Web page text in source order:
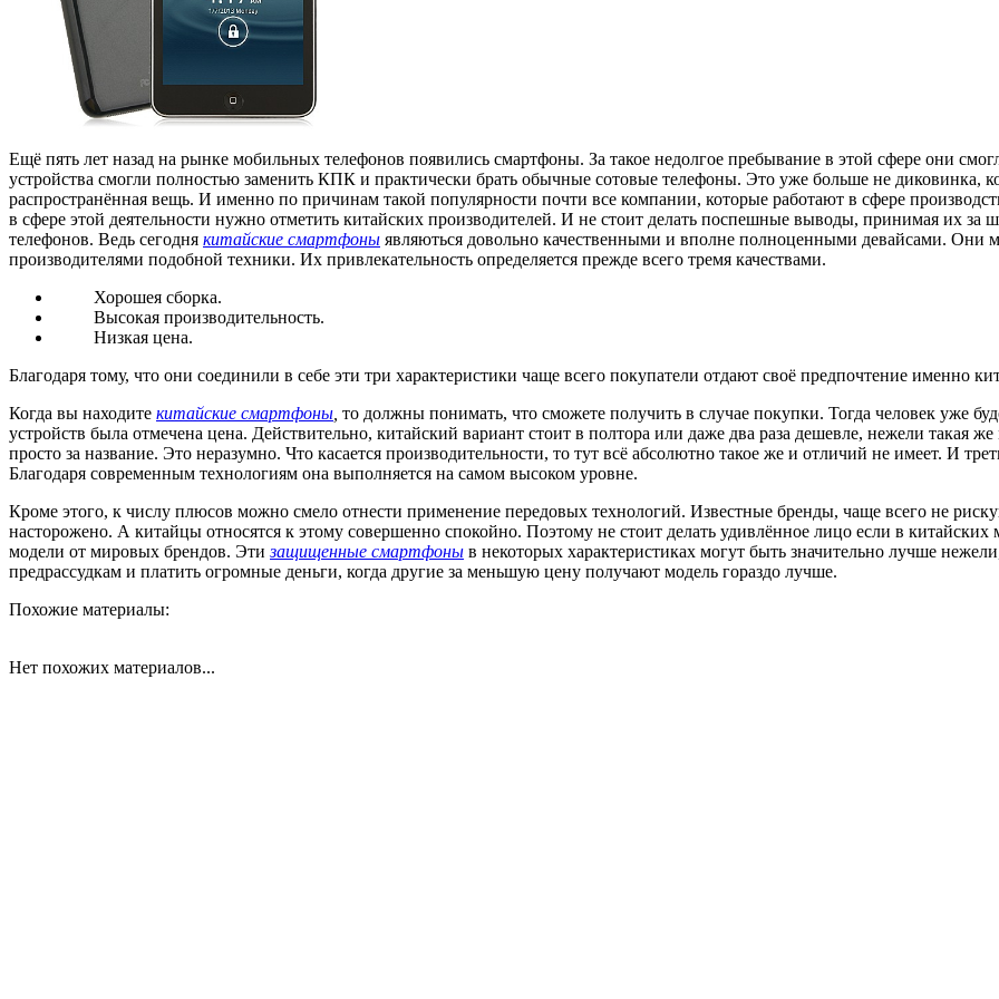
Ещё пять лет назад на рынке мобильных телефонов появились смартфоны. За такое недолгое пребывание в этой сфере они
устройства смогли полностью заменить КПК и практически брать обычные сотовые телефоны. Это уже больше не диковинка,
распространённая вещь. И именно по причинам такой популярности почти все компании, которые работают в сфере
в сфере этой деятельности нужно отметить китайских производителей. И не стоит делать поспешные выводы, принимая их
телефонов. Ведь сегодня китайские смартфоны являються довольно качественными и вполне полноценными девайсами. Они
производителями подобной техники. Их привлекательность определяется прежде всего тремя качествами.
Хорошея сборка.
Высокая производительность.
Низкая цена.
Благодаря тому, что они соединили в себе эти три характеристики чаще всего покупатели отдают своё предпочтение именно
Когда вы находите китайские смартфоны то должны понимать, что сможете получить в случае покупки. Тогда человек уже
устройств была отмечена цена. Действительно, китайский вариант стоит в полтора или даже два раза дешевле, нежели такая же
просто за название. Это неразумно. Что касается производительности, то тут всё абсолютно такое же и отличий не имеет. И
Благодаря современным технологиям она выполняется на самом высоком уровне.
Кроме этого, к числу плюсов можно смело отнести применение передовых технологий. Известные бренды, чаще всего не
насторожено. А китайцы относятся к этому совершенно спокойно. Поэтому не стоит делать удивлённое лицо если в китайских
модели от мировых брендов. Этизащищенные смартфоны в некоторых характеристиках могут быть значительно лучше
предрассудкам и платить огромные деньги, когда другие за меньшую цену получают модель гораздо лучше.
Похожие материалы:
Нет похожих материалов...